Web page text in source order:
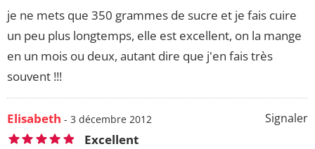
je ne mets que 350 grammes de sucre et je fais cuire
un peu plus longtemps, elle est excellent, on la mange
en un mois ou deux, autant dire que j'en fais très
souvent !!!
Signaler
Elisabeth - 3 décembre 2012
Excellent